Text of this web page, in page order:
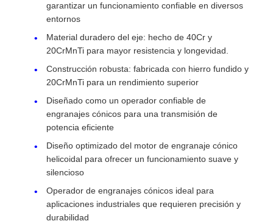
garantizar un funcionamiento confiable en diversos
entornos
Material duradero del eje: hecho de 40Cr y
20CrMnTi para mayor resistencia y longevidad.
Construcción robusta: fabricada con hierro fundido y
20CrMnTi para un rendimiento superior
Diseñado como un operador confiable de
engranajes cónicos para una transmisión de
potencia eficiente
Diseño optimizado del motor de engranaje cónico
helicoidal para ofrecer un funcionamiento suave y
silencioso
Operador de engranajes cónicos ideal para
aplicaciones industriales que requieren precisión y
durabilidad